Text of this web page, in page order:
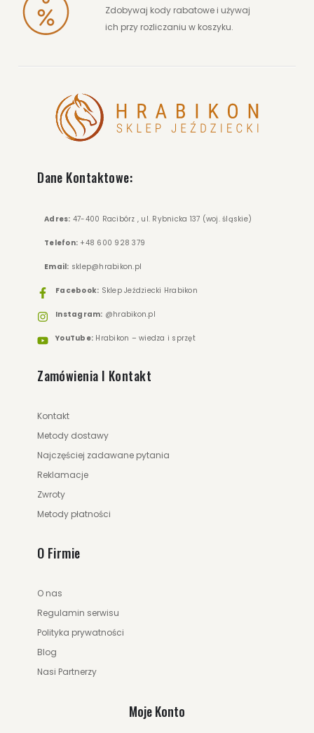
Zdobywaj kody rabatowe i używaj
ich przy rozliczaniu w koszyku.
Dane Kontaktowe:
Adres: 47-400 Racibórz , ul. Rybnicka 137 (woj. śląskie)
Telefon: +48 600 928 379
Email: sklep@hrabikon.pl
Facebook: Sklep Jeździecki Hrabikon
Instagram: @hrabikon.pl
YouTube: Hrabikon – wiedza i sprzęt
Zamówienia I Kontakt
Kontakt
Metody dostawy
Najczęściej zadawane pytania
Reklamacje
Zwroty
Metody płatności
O Firmie
O nas
Regulamin serwisu
Polityka prywatności
Blog
Nasi Partnerzy
Moje Konto